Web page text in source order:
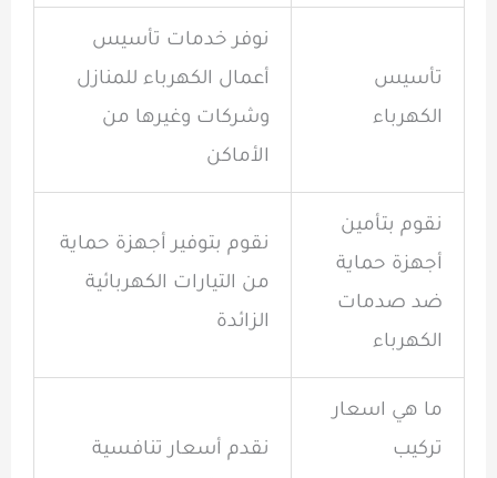
تأسيس
الكهرباء
نوفر خدمات تأسيس
أعمال الكهرباء للمنازل
وشركات وغيرها من
الأماكن
نقوم بتأمين
أجهزة حماية
ضد صدمات
الكهرباء
نقوم بتوفير أجهزة حماية
من التيارات الكهربائية
الزائدة
ما هي اسعار
تركيب
نقدم أسعار تنافسية